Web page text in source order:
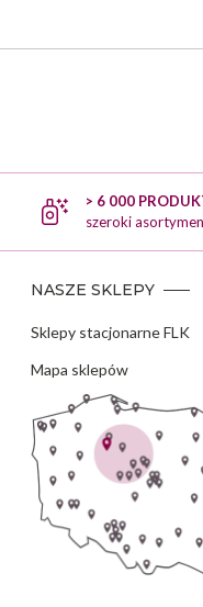
> 6 000
szeroki
NASZE SKLEPY
Sklepy stacjonarne FLK
Mapa sklepów